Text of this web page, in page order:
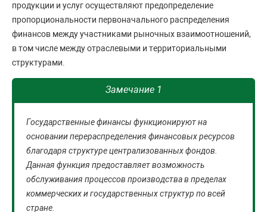
продукции и услуг осуществляют предопределение
пропорциональности первоначального распределения
финансов между участниками рыночных взаимоотношений,
в том числе между отраслевыми и территориальными
структурами.
Замечание 1
Государственные финансы функционируют на
основании перераспределения финансовых ресурсов
благодаря структуре централизованных фондов.
Данная функция предоставляет возможность
обслуживания процессов производства в пределах
коммерческих и государственных структур по всей
стране.